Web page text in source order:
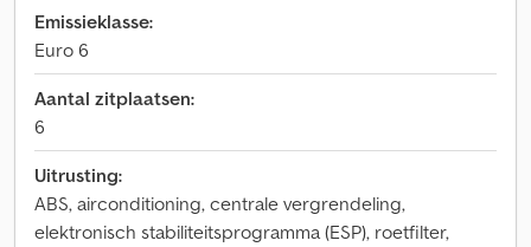
Emissieklasse:
Euro 6
Aantal zitplaatsen:
6
Uitrusting:
ABS, airconditioning, centrale vergrendeling,
elektronisch stabiliteitsprogramma (ESP), roetfilter,